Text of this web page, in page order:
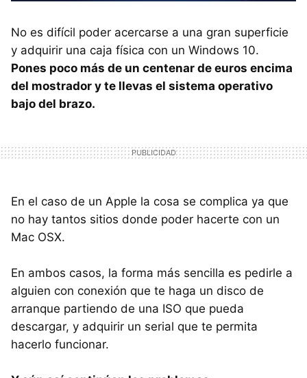
No es difícil poder acercarse a una gran superficie
y adquirir una caja física con un Windows 10.
Pones poco más de un centenar de euros encima
del mostrador y te llevas el sistema operativo
bajo del brazo.
En el caso de un Apple la cosa se complica ya que
no hay tantos sitios donde poder hacerte con un
Mac OSX.
En ambos casos, la forma más sencilla es pedirle a
alguien con conexión que te haga un disco de
arranque partiendo de una ISO que pueda
descargar, y adquirir un serial que te permita
hacerlo funcionar.